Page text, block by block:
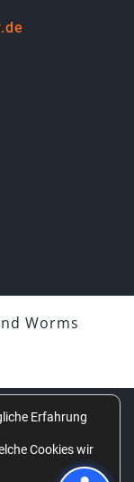
Worms
Erfahrung
Cookies wir